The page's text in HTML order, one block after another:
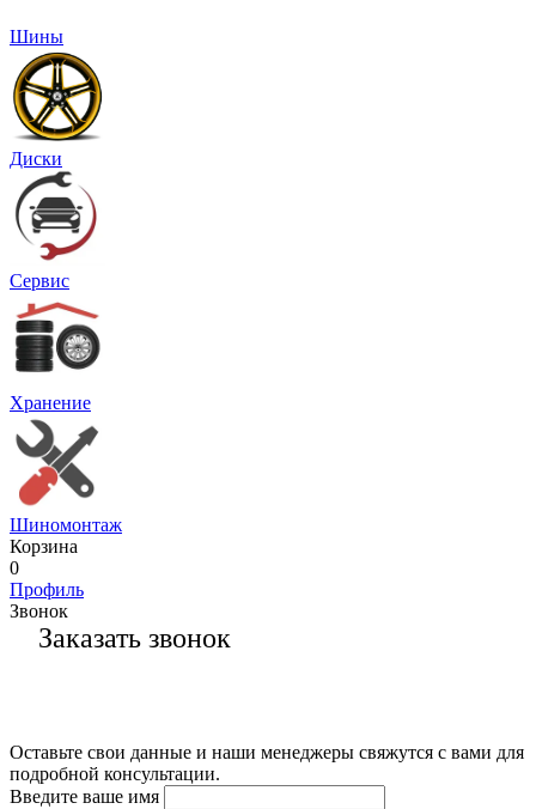
Шины
Диски
Сервис
Хранение
Шиномонтаж
Корзина
0
Профиль
Звонок
Заказать звонок
Оставьте свои данные и наши менеджеры свяжутся с вами для
подробной консультации.
Введите ваше имя